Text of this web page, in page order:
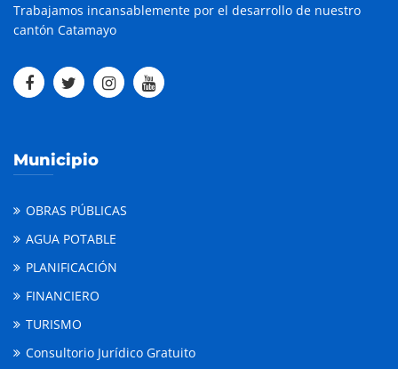
Trabajamos incansablemente por el desarrollo de nuestro
cantón Catamayo
Municipio
OBRAS PÚBLICAS
AGUA POTABLE
PLANIFICACIÓN
FINANCIERO
TURISMO
Consultorio Jurídico Gratuito